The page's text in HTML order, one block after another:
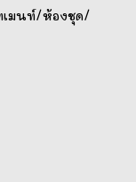
เมนท์/ห้องชุด/